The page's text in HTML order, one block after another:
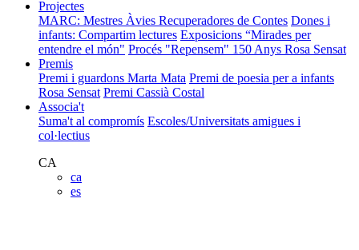
Projectes
MARC: Mestres Àvies Recuperadores de Contes Dones i
infants: Compartim lectures Exposicions “Mirades per
entendre el món" Procés "Repensem" 150 Anys Rosa Sensat
Premis
Premi i guardons Marta Mata Premi de poesia per a infants
Rosa Sensat Premi Cassià Costal
Associa't
Suma't al compromís Escoles/Universitats amigues i
col·lectius
CA
ca
es